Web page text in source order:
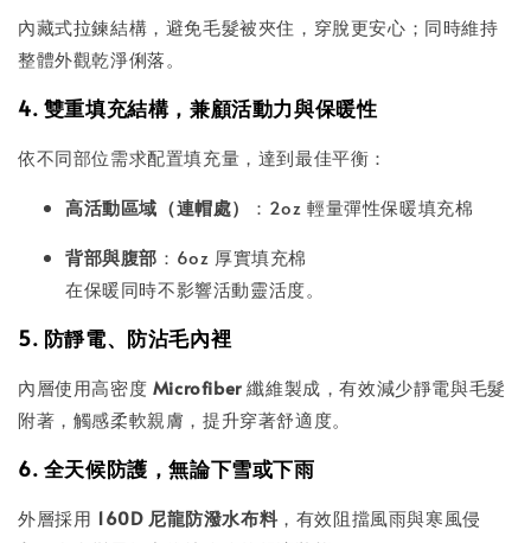
內藏式拉鍊結構，避免毛髮被夾住，穿脫更安心；同時維持
整體外觀乾淨俐落。
4. 雙重填充結構，兼顧活動力與保暖性
依不同部位需求配置填充量，達到最佳平衡：
高活動區域（連帽處）
：2oz 輕量彈性保暖填充棉
背部與腹部 ：6oz 厚實填充棉
在保暖同時不影響活動靈活度。
5. 防靜電、防沾毛內裡
內層使用高密度 Microfiber纖維製成，有效減少靜電與毛髮
附著，觸感柔軟親膚，提升穿著舒適度。
6. 全天候防護，無論下雪或下雨
外層採用 160D 尼龍防潑水布料 ，有效阻擋風雨與寒風侵